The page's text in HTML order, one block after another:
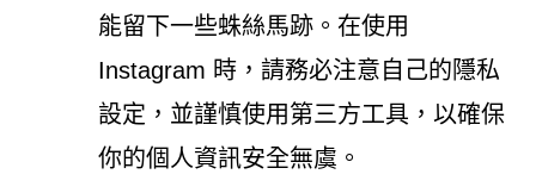
能留下一些蛛絲馬跡。在使用
Instagram 時，請務必注意自己的隱私
設定，並謹慎使用第三方工具，以確保
你的個人資訊安全無虞。